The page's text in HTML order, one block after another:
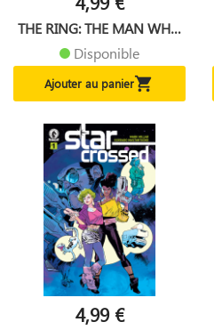
THE RING: THE MAN WHO
Disponible
Ajouter au panier
4,99 €